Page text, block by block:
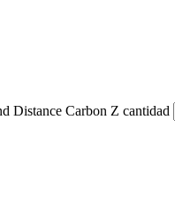
Distance Carbon Z cantidad